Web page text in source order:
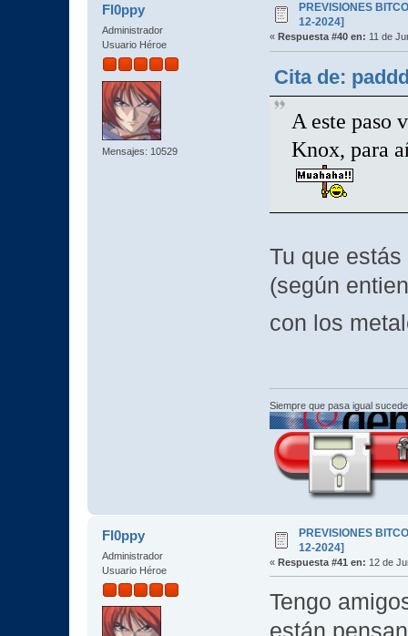
Fl0ppy
Administrador
Usuario Héroe
Mensajes: 10529
PREVISIONES
12-2024]
« Respuesta #40 en: 11 de
Cita de:
A este paso
Knox, para
Tu que
(según
con los
Siempre que pasa igual
Fl0ppy
Administrador
Usuario Héroe
PREVISIONES
12-2024]
« Respuesta #41 en: 12 de
Tengo